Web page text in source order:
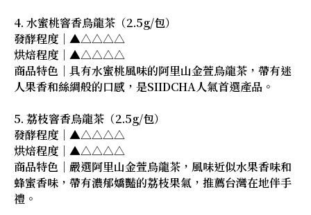
4. 水蜜桃窨香烏龍茶（2.5g/包）
發酵程度｜▲△△△△
烘焙程度｜▲△△△△
商品特色｜具有水蜜桃風味的阿里山金萱烏龍茶，帶有迷
人果香和絲綢般的口感，是SIIDCHA人氣首選產品。
5. 荔枝窨香烏龍茶（2.5g/包）
發酵程度｜▲△△△△
烘焙程度｜▲△△△△
商品特色｜嚴選阿里山金萱烏龍茶，風味近似水果香味和
蜂蜜香味，帶有濃郁嬌豔的荔枝果氣，推薦台灣在地伴手
禮。